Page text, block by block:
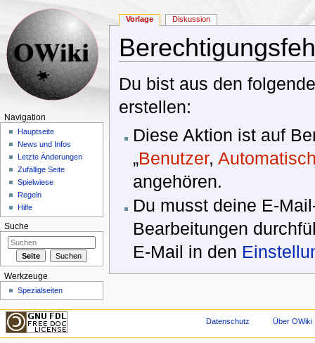
Du bist aus den
erstellen:
Diese Aktion ist auf
„Benutzer,
angehören.
Du musst deine E-
Bearbeitungen
E-Mail in den
Vorlage Diskussion
Navigation
Hauptseite
News und Infos
Letzte Änderungen
Zufällige Seite
Spielwiese
Regeln
Hilfe
Suche
Werkzeuge
Spezialseiten
Datenschutz Über OWiki